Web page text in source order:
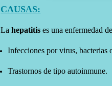
CAUSAS:
Lahepatitis es una enfermedad
Infecciones por virus, bacterias
Trastornos de tipo autoinmune.